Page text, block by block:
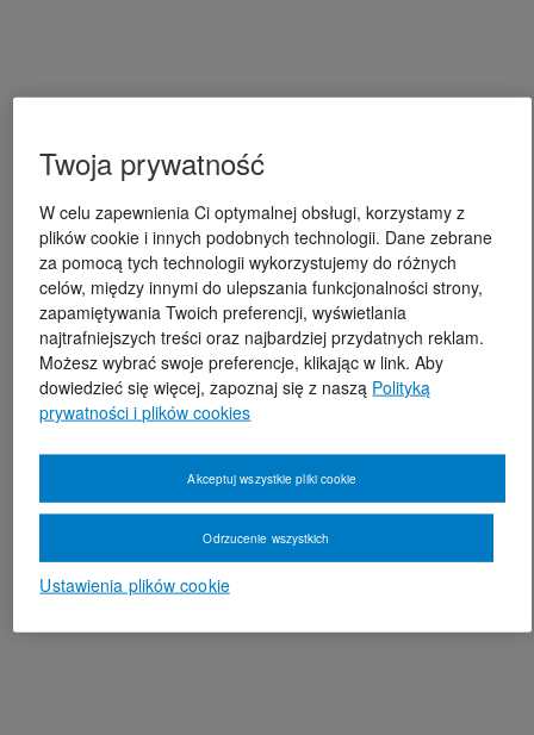
Twoja prywatność
W celu zapewnienia Ci optymalnej obsługi, korzystamy z
plików cookie i innych podobnych technologii. Dane zebrane
za pomocą tych technologii wykorzystujemy do różnych
celów, między innymi do ulepszania funkcjonalności strony,
zapamiętywania Twoich preferencji, wyświetlania
najtrafniejszych treści oraz najbardziej przydatnych reklam.
Możesz wybrać swoje preferencje, klikając w link. Aby
dowiedzieć się więcej, zapoznaj się z naszą Polityką
prywatności i plików cookies
Ustawienia plików cookie
Odrzucenie wszystkich
Akceptuj wszystkie pliki cookie